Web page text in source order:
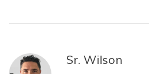
Sr. Wilson